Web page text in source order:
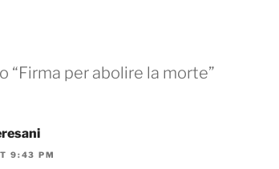
“Firma per abolire la morte”
9:43 PM